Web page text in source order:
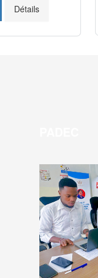
Détails